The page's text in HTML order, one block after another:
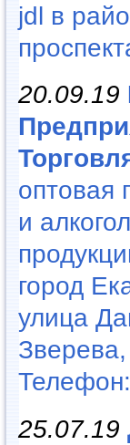
jdl в
20.09.19
оптовая
и
город
улица
25.07.19